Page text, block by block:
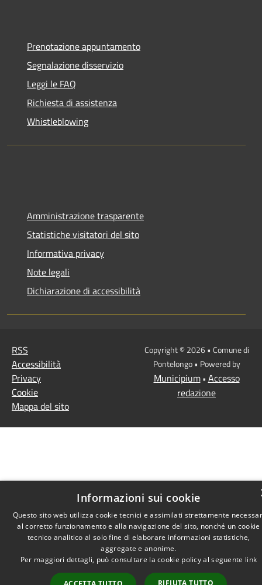
Prenotazione appuntamento
Segnalazione disservizio
Leggi le FAQ
Richiesta di assistenza
Whistleblowing
Amministrazione trasparente
Statistiche visitatori del sito
Informativa privacy
Note legali
Dichiarazione di accessibilità
RSS
Accessibilità
Privacy
Cookie
Mappa del sito
Copyright © 2026 • Comune di
Pontelongo • Powered by
Municipium• Accesso
redazione
Informazioni sui cookie
Questo sito web utilizza cookie tecnici e assimilati strettamente
al corretto funzionamento e alla navigazione del sito, nonché un cookie
tecnico analitico al solo fine di elaborare informazioni statistiche,
aggregate e anonime.
Per maggiori dettagli, può consultare la cookie policy al seguente link
RIFIUTA TUTTO